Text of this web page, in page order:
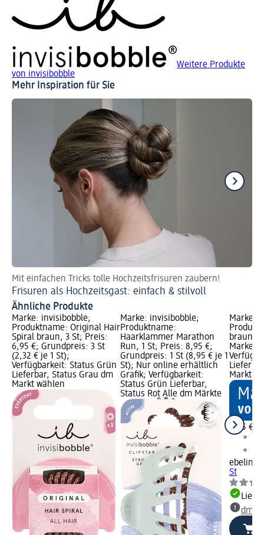
Weitere Produkte
von invisibobble
Mehr Inspiration für Sie
Mit einfachen Tricks tolle Hochzeitsfrisuren zaubern!
Frisuren als Hochzeitsgast: einfach & stilvoll
Ähnliche Produkte
Marke: invisibobble;
Produktname: Original Hair
Spiral braun, 3 St; Preis:
6,95 €; Grundpreis: 3 St
(2,32 € je 1 St);
Verfügbarkeit: Status Grün
Lieferbar, Status Grau dm
Markt wählen
Marke: invisibobble;
Produktname:
Haarklammer Marathon
Run, 1 St; Preis: 8,95 €;
Grundpreis: 1 St (8,95 € je 1
St); Nur online erhältlich
Grafik; Verfügbarkeit:
Status Grün Lieferbar,
Status Rot Alle dm Märkte
Marke:
braun,
Marke
Markt
2,45 €
ebelin
St
dm